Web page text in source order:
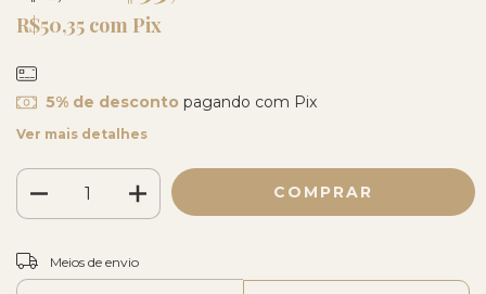
R$50,35 com Pix
5% de desconto pagando com Pix
Ver mais detalhes
Entregas para o CEP:
Meios de envio